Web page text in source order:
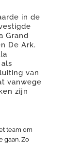
in de
Grand
De Ark.
van
vanwege
zijn
team om
gaan. Zo